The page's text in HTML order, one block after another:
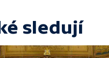
sledují